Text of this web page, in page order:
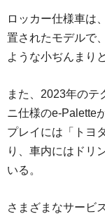
ロッカー仕様車は
置されたモデルで
ような小ぢんまり
また、2023年のテ
ニ仕様のe-Palette
プレイには「トヨ
り、車内にはドリ
いる。
さまざまなサービ